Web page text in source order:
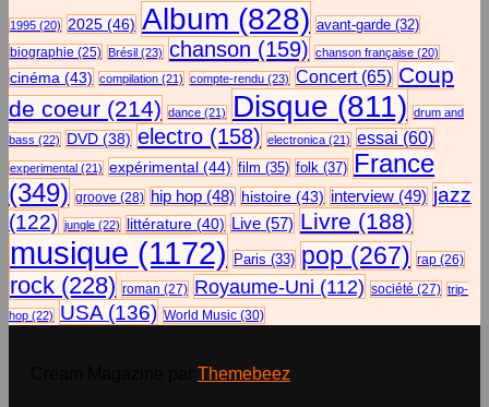
1995 (20) 2025 (46) Album (828) avant-garde (32)
biographie (25) Brésil (23) chanson (159) chanson française (20)
cinéma (43) compilation (21) compte-rendu (23) Concert(65) Coup
de coeur (214) dance (21) Disque (811) drum and
bass (22) DVD (38) electro (158) electronica (21) essai (60)
experimental (21) expérimental (44) film (35) folk (37) France
(349) groove (28) hip hop (48) histoire (43) interview (49) jazz
(122) jungle (22) littérature (40) Live (57) Livre (188)
musique (1172) Paris (33) pop (267) rap (26)
rock (228) roman (27) Royaume-Uni (112) société (27) trip-
hop (22) USA (136) World Music (30)
Themebeez